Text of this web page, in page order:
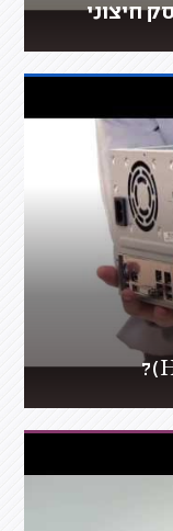
חיצוני